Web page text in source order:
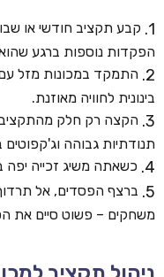
קבע תקציב חודשי או
הפקדות נוספות ברגע
בינונית לחוויה מאוזנת.
תנודתיות גבוהה וג'קפוטים
כשאתה משיג זכייה
ברצף הפסדים, אל
משחקים – פשוט סיים את